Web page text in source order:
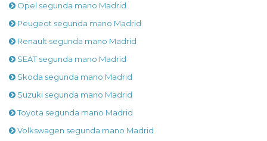
Opel segunda mano Madrid
Peugeot segunda mano Madrid
Renault segunda mano Madrid
SEAT segunda mano Madrid
Skoda segunda mano Madrid
Suzuki segunda mano Madrid
Toyota segunda mano Madrid
Volkswagen segunda mano Madrid